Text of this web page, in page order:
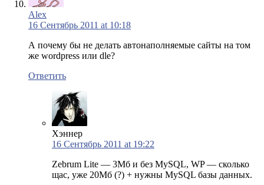
Alex
16 Сентябрь 2011 at 10:18
А почему бы не делать автонаполняемые сайты на том
же wordpress или dle?
Ответить
Хэннер
16 Сентябрь 2011 at 19:22
Zebrum Lite — 3Мб и без MySQL, WP — сколько
щас, уже 20Мб (?) + нужны MySQL базы данных.